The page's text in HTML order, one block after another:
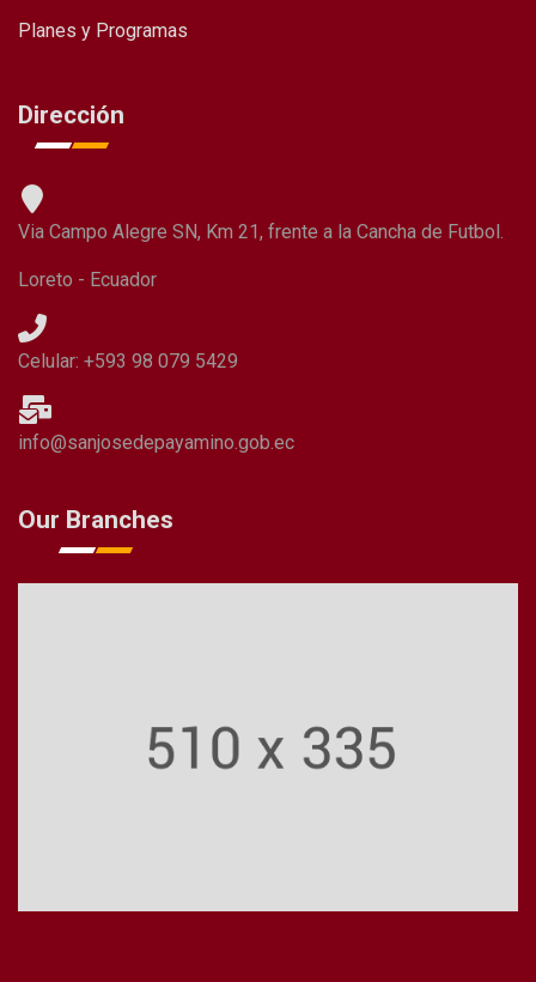
Planes y Programas
Dirección
Via Campo Alegre SN, Km 21, frente a la Cancha de Futbol.
Loreto - Ecuador
Celular: +593 98 079 5429
info@sanjosedepayamino.gob.ec
Our Branches